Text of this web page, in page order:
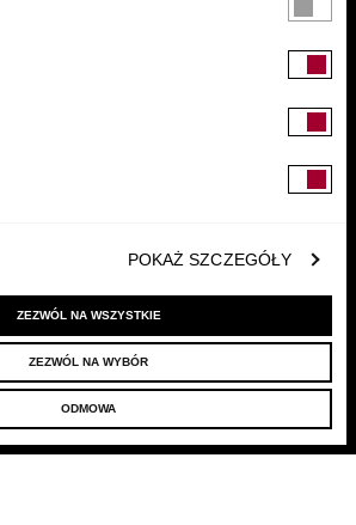
POKAŻ SZCZEGÓŁY
ZEZWÓL NA WSZYSTKIE
ZEZWÓL NA WYBÓR
ODMOWA
POLITYKA PRYWATNOŚCI